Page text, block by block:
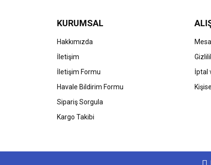
Bu ürüne benzer farklı alternatifler olmalı.
KURUMSAL
Hakkımızda
İletişim
İletişim Formu
Havale Bildirim Formu
Sipariş Sorgula
Kargo Takibi
İptal